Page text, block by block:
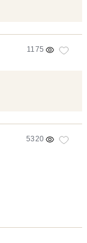
1175
5320